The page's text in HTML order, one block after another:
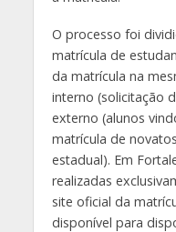
O processo foi
matrícula de
da matrícula na
interno (solicitação
externo (alunos
matrícula de
estadual). Em
realizadas
site oficial da
disponível para